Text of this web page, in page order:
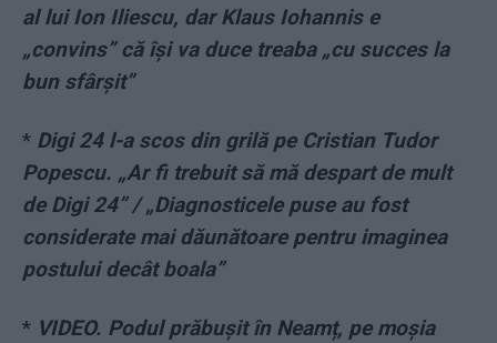
al lui Ion Iliescu, dar Klaus Iohannis e
„convins” că își va duce treaba „cu succes la
bun sfârşit”
* Digi 24 l-a scos din grilă pe Cristian Tudor
Popescu. „Ar fi trebuit să mă despart de mult
de Digi 24” / „Diagnosticele puse au fost
considerate mai dăunătoare pentru imaginea
postului decât boala”
* VIDEO. Podul prăbușit în Neamț, pe moșia